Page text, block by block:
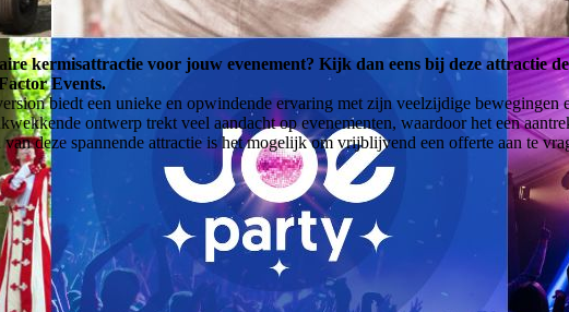
kermisattractie voor jouw evenement? Kijk dan eens bij deze
Events.
biedt een unieke en opwindende ervaring met zijn veelzijdige bewegingen
ontwerp trekt veel aandacht op evenementen, waardoor het een
van deze spannende attractie is het mogelijk om vrijblijvend een offerte aan te